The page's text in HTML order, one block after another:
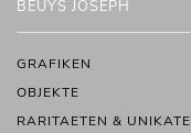
BEUYS JOSEPH
GRAFIKEN
OBJEKTE
RARITAETEN & UNIKATE